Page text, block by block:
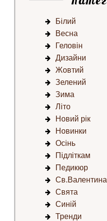
Білий
Весна
Геловін
Дизайни
Жовтий
Зелений
Зима
Літо
Новий рік
Новинки
Осінь
Підліткам
Педикюр
Св.Валентина
Свята
Синій
Тренди